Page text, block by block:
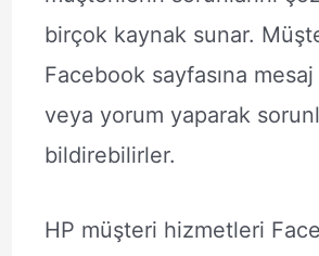
birçok kaynak sunar.
Facebook sayfasına
veya yorum yaparak
bildirebilirler.
HP müşteri hizmetleri